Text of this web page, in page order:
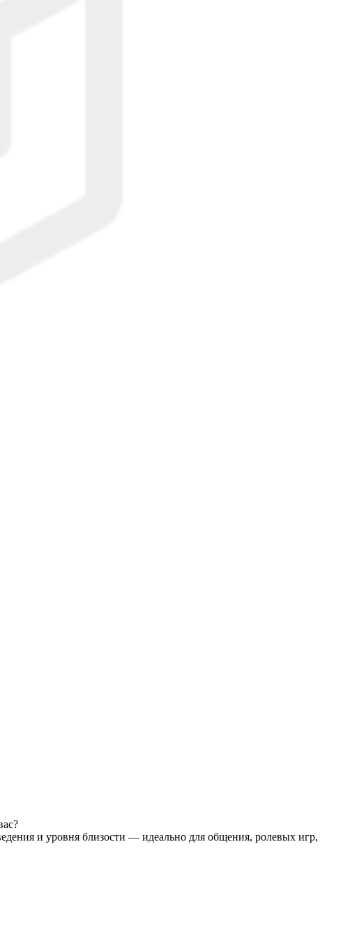
и уровня близости — идеально для общения, ролевых игр,